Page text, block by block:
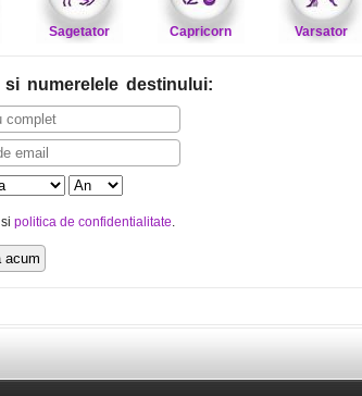
Sagetator Capricorn Varsator
si numerelele destinului:
si politica de confidentialitate.